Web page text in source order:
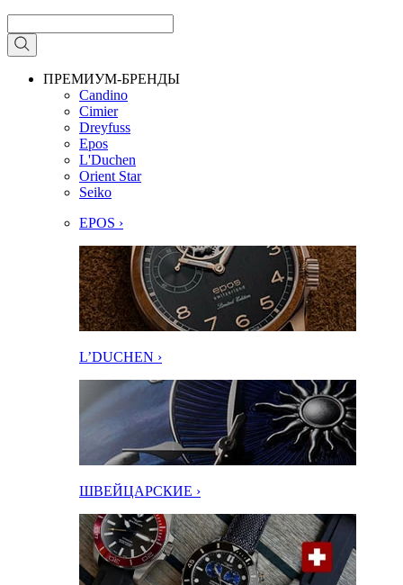
ПРЕМИУМ-БРЕНДЫ
Candino
Cimier
Dreyfuss
Epos
L'Duchen
Orient Star
Seiko
EPOS ›
L’DUCHEN ›
ШВЕЙЦАРСКИЕ ›